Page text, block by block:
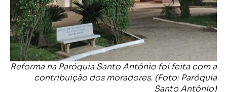
Reforma na Paróquia Santo Antônio foi feita com a
contribuição dos moradores. (Foto: Paróquia
Santo Antônio)